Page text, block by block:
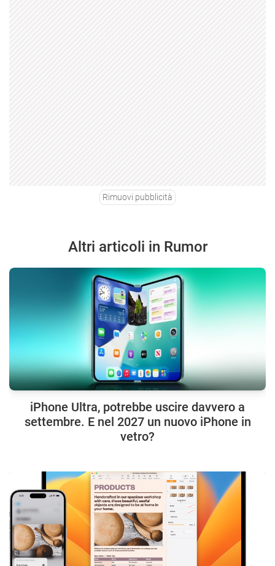
Rimuovi pubblicità
Altri articoli in Rumor
iPhone Ultra, potrebbe uscire davvero a
settembre. E nel 2027 un nuovo iPhone in
vetro?